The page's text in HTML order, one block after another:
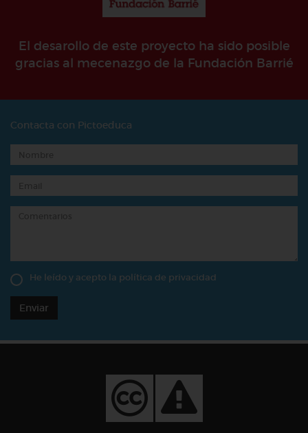
El desarollo de este proyecto ha sido posible
gracias al mecenazgo de la Fundación Barrié
Contacta con Pictoeduca
He leído y acepto la política de privacidad
Enviar